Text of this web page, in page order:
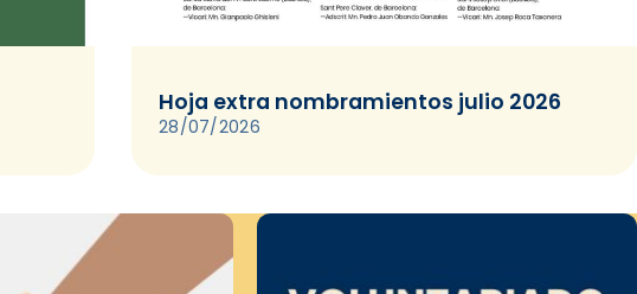
Hoja extra nombramientos julio 2026
28/07/2026